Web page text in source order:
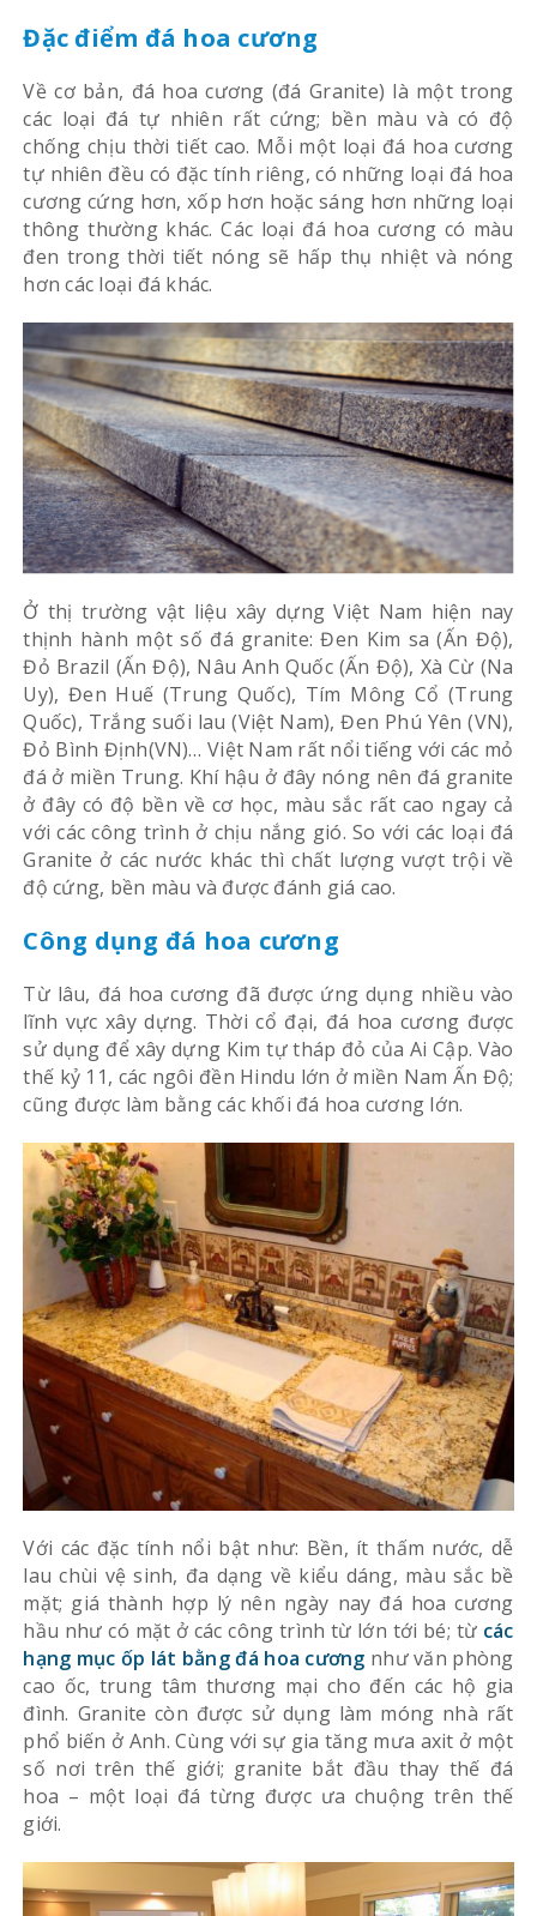
Đặc điểm đá hoa cương
Về cơ bản, đá hoa cương (đá Granite) là một trong
các loại đá tự nhiên rất cứng; bền màu và có độ
chống chịu thời tiết cao. Mỗi một loại đá hoa cương
tự nhiên đều có đặc tính riêng, có những loại đá hoa
cương cứng hơn, xốp hơn hoặc sáng hơn những loại
thông thường khác. Các loại đá hoa cương có màu
đen trong thời tiết nóng sẽ hấp thụ nhiệt và nóng
hơn các loại đá khác.
Ở thị trường vật liệu xây dựng Việt Nam hiện nay
thịnh hành một số đá granite: Đen Kim sa (Ấn Độ),
Đỏ Brazil (Ấn Độ), Nâu Anh Quốc (Ấn Độ), Xà Cừ (Na
Uy), Đen Huế (Trung Quốc), Tím Mông Cổ (Trung
Quốc), Trắng suối lau (Việt Nam), Đen Phú Yên (VN),
Đỏ Bình Định(VN)… Việt Nam rất nổi tiếng với các mỏ
đá ở miền Trung. Khí hậu ở đây nóng nên đá granite
ở đây có độ bền về cơ học, màu sắc rất cao ngay cả
với các công trình ở chịu nắng gió. So với các loại đá
Granite ở các nước khác thì chất lượng vượt trội về
độ cứng, bền màu và được đánh giá cao.
Công dụng đá hoa cương
Từ lâu, đá hoa cương đã được ứng dụng nhiều vào
lĩnh vực xây dựng. Thời cổ đại, đá hoa cương được
sử dụng để xây dựng Kim tự tháp đỏ của Ai Cập. Vào
thế kỷ 11, các ngôi đền Hindu lớn ở miền Nam Ấn Độ;
cũng được làm bằng các khối đá hoa cương lớn.
Với các đặc tính nổi bật như: Bền, ít thấm nước, dễ
lau chùi vệ sinh, đa dạng về kiểu dáng, màu sắc bề
mặt; giá thành hợp lý nên ngày nay đá hoa cương
hầu như có mặt ở các công trình từ lớn tới bé; từ các
hạng mục ốp lát bằng đá hoa cương như văn phòng
cao ốc, trung tâm thương mại cho đến các hộ gia
đình. Granite còn được sử dụng làm móng nhà rất
phổ biến ở Anh. Cùng với sự gia tăng mưa axit ở một
số nơi trên thế giới; granite bắt đầu thay thế đá
hoa – một loại đá từng được ưa chuộng trên thế
giới.